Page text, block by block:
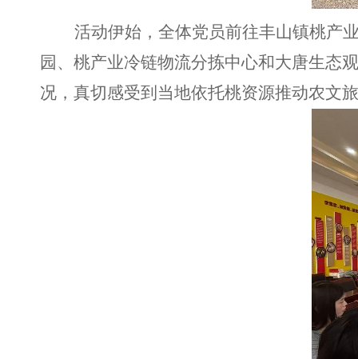
活动伊始 ， 全体党员前往丰山镇桃产
园、桃产业冷链物流分拣中心和大唐生态
况，真切感受到当地依托桃资源推动农文